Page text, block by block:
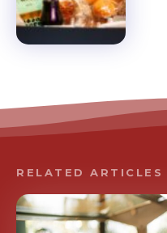
RELATED ARTICLES